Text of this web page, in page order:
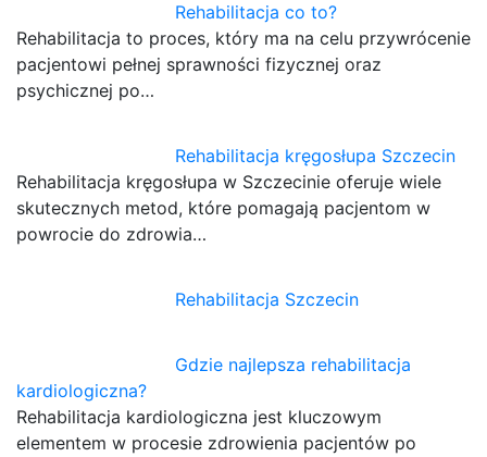
Rehabilitacja co to?
Rehabilitacja to proces, który ma na celu przywrócenie
pacjentowi pełnej sprawności fizycznej oraz
psychicznej po…
Rehabilitacja kręgosłupa Szczecin
Rehabilitacja kręgosłupa w Szczecinie oferuje wiele
skutecznych metod, które pomagają pacjentom w
powrocie do zdrowia…
Rehabilitacja Szczecin
Gdzie najlepsza rehabilitacja
kardiologiczna?
Rehabilitacja kardiologiczna jest kluczowym
elementem w procesie zdrowienia pacjentów po